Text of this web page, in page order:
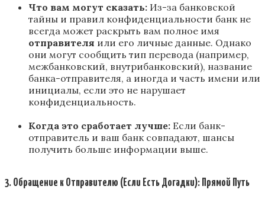
Что вам могут сказать: Из-за банковской
тайны и правил конфиденциальности банк не
всегда может раскрыть вам полное имя
отправителя или его личные данные. Однако
они могут сообщить тип перевода (например,
межбанковский, внутрибанковский), название
банка-отправителя, а иногда и часть имени или
инициалы, если это не нарушает
конфиденциальность.
Когда это сработает лучше: Если банк-
отправитель и ваш банк совпадают, шансы
получить больше информации выше.
3. Обращение к Отправителю (Если Есть Догадки): Прямой Путь